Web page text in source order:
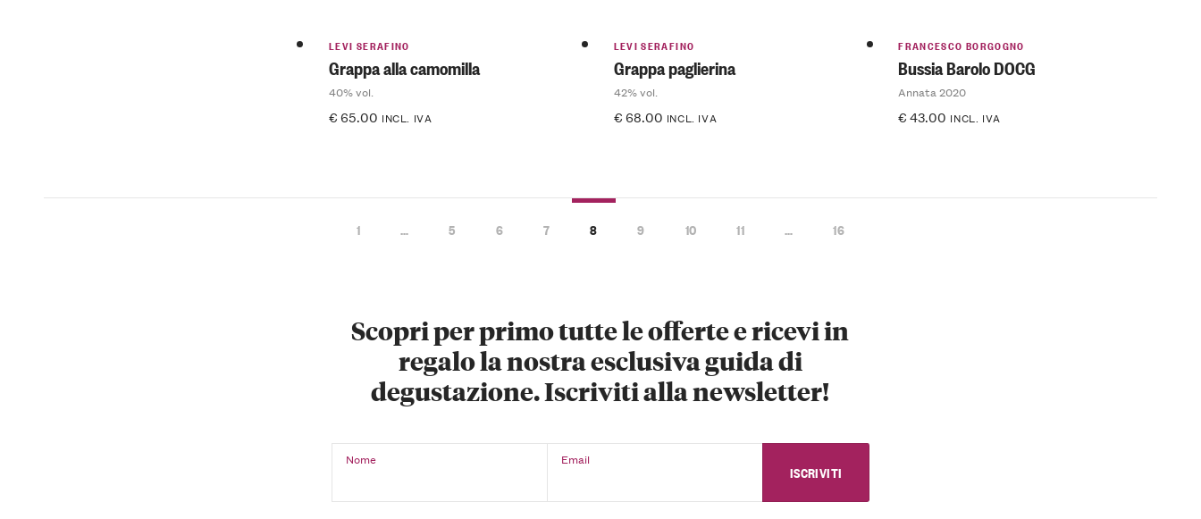
LEVI SERAFINO
Grappa alla camomilla
40% vol.
€65.00 INCL. IVA
LEVI SERAFINO
Grappa paglierina
42% vol.
€68.00 INCL. IVA
FRANCESCO BORGOGNO
Bussia Barolo DOCG
Annata 2020
€43.00 INCL. IVA
1 … 5 6 7 8 9 10 11 … 16
Scopri per primo tutte le offerte e ricevi in
regalo la nostra esclusiva guida di
degustazione. Iscriviti alla newsletter!
Nome Email